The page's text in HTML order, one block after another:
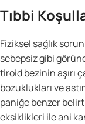
Tıbbi
Fiziksel sağlık
sebepsiz gibi
tiroid bezinin aşırı
bozuklukları ve
paniğe benzer
eksiklikleri ile ani